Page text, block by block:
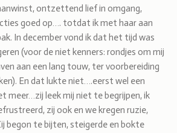
ontzettend lief in omgang,
goed op…. totdat ik met haar aan
In december vond ik dat het tijd was
(voor de niet kenners: rondjes om mij
aan een lang touw, ter voorbereiding
En dat lukte niet….eerst wel een
meer…zij leek mij niet te begrijpen, ik
zij ook en we kregen ruzie,
begon te bijten, steigerde en bokte